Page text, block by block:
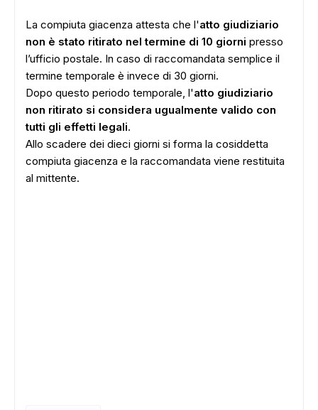
La compiuta giacenza attesta che l'atto giudiziario
non è stato ritirato nel termine di 10 giorni presso
l’ufficio postale. In caso di raccomandata semplice il
termine temporale è invece di 30 giorni.
Dopo questo periodo temporale, l'atto giudiziario
non ritirato si considera ugualmente valido con
tutti gli effetti legali.
Allo scadere dei dieci giorni si forma la cosiddetta
compiuta giacenza e la raccomandata viene restituita
al mittente.